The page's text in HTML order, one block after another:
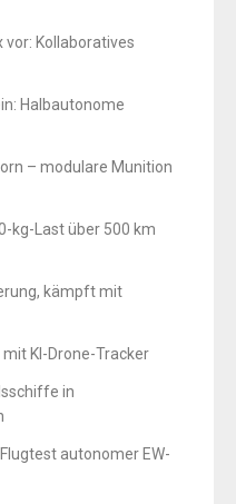
vor: Kollaboratives
Halbautonome
– modulare Munition
kg-Last über 500 km
kämpft mit
KI-Drone-Tracker
in
autonomer EW-